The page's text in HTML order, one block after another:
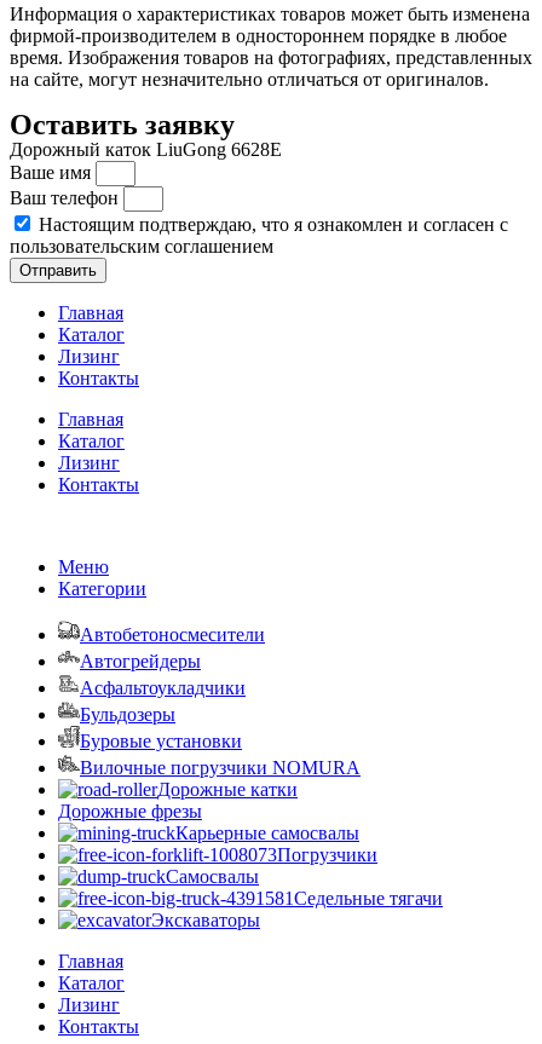
Информация о характеристиках товаров может быть изменена
фирмой-производителем в одностороннем порядке в любое
время. Изображения товаров на фотографиях, представленных
на сайте, могут незначительно отличаться от оригиналов.
Оставить заявку
Дорожный каток LiuGong 6628E
Ваше имя
Ваш телефон
Настоящим подтверждаю, что я ознакомлен и согласен с
пользовательским соглашением
Отправить
Главная
Каталог
Лизинг
Контакты
Главная
Каталог
Лизинг
Контакты
Меню
Категории
Автобетоносмесители
Автогрейдеры
Асфальтоукладчики
Бульдозеры
Буровые установки
Вилочные погрузчики NOMURA
Дорожные катки
Дорожные фрезы
Карьерные самосвалы
Погрузчики
Самосвалы
Седельные тягачи
Экскаваторы
Главная
Каталог
Лизинг
Контакты